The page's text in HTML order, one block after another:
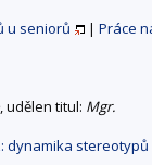
u seniorů | Práce
, udělen titul: Mgr.
dynamika